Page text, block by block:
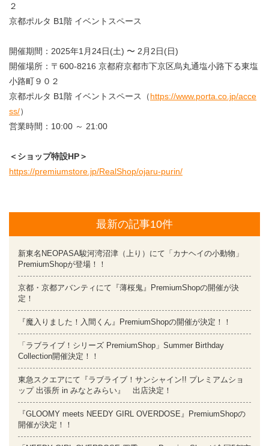
２
京都ポルタ B1階 イベントスペース
開催期間：2025年1月24日(土) 〜 2月2日(日)
開催場所：〒600-8216 京都府京都市下京区烏丸通塩小路下る東塩
小路町９０２
京都ポルタ B1階 イベントスペース（https://www.porta.co.jp/acce
ss/）
営業時間：10:00 ～ 21:00
＜ショップ特設HP＞
https://premiumstore.jp/RealShop/ojaru-purin/
最新の記事10件
新東名NEOPASA駿河湾沼津（上り）にて「カナヘイの小動物」
PremiumShopが登場！！
京都・京都アバンティにて『薄桜鬼』PremiumShopの開催が決
定！
『魔入りました！入間くん』PremiumShopの開催が決定！！
「ラブライブ！シリーズ PremiumShop」Summer Birthday
Collection開催決定！！
東急スクエアにて『ラブライブ！サンシャイン!! プレミアムショ
ップ 出張所 in みなとみらい』 出店決定！
『GLOOMY meets NEEDY GIRL OVERDOSE』PremiumShopの
開催が決定！！